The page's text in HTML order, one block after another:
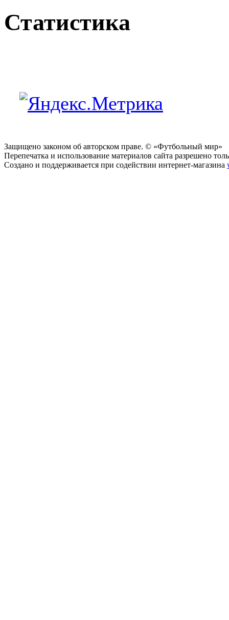
Статистика
Защищено законом об авторском праве. © «Футбольный мир»
Перепечатка и использование материалов сайта разрешено
Создано и поддерживается при содействии интернет-магазина